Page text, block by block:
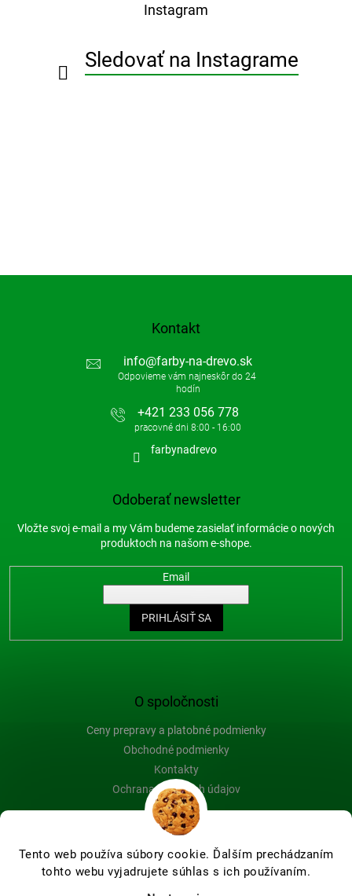
Tento web používa súbory cookie. Ďalším prechádzaním
tohto webu vyjadrujete súhlas s ich používaním.
Instagram
Sledovať na Instagrame
O spoločnosti
Ceny prepravy a platobné podmienky
Obchodné podmienky
Kontakty
Ochrana osobných údajov
Blog
Kontakt
info@farby-na-drevo.sk
+421 233 056 778
farbynadrevo
Odoberať newsletter
Vložte svoj e-mail a my Vám budeme zasielať informácie o nových
produktoch na našom e-shope.
Email
PRIHLÁSIŤ SA